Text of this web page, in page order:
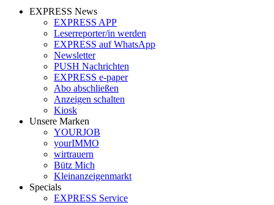
EXPRESS News
EXPRESS APP
Leserreporter/in werden
EXPRESS auf WhatsApp
Newsletter
PUSH Nachrichten
EXPRESS e-paper
Abo abschließen
Anzeigen schalten
Kiosk
Unsere Marken
YOURJOB
yourIMMO
wirtrauern
Bütz Mich
Kleinanzeigenmarkt
Specials
EXPRESS Service